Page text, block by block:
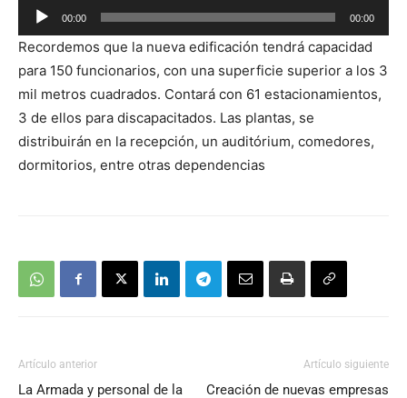
Reproductor
de
audio
00:00 00:00
Recordemos que la nueva edificación tendrá capacidad
para 150 funcionarios, con una superficie superior a los 3
mil metros cuadrados. Contará con 61 estacionamientos,
3 de ellos para discapacitados. Las plantas, se
distribuirán en la recepción, un auditórium, comedores,
dormitorios, entre otras dependencias
Artículo anterior
La Armada y personal de la
Artículo siguiente
Creación de nuevas empresas